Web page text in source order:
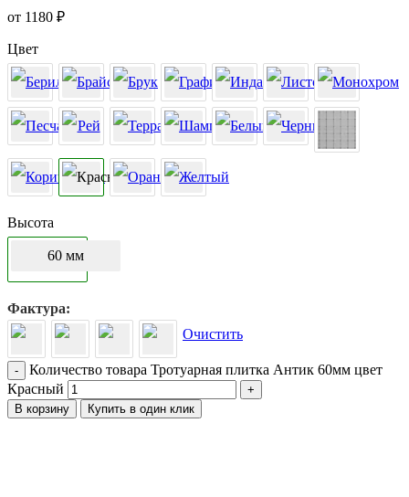
от 1180 ₽
Цвет
Высота
60 мм
Фактура
Очистить
-
Количество товара Тротуарная плитка Антик 60мм цвет
Красный
+
В корзину
Купить в один клик